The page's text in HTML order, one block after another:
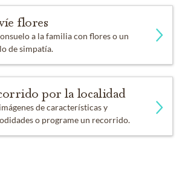
flores
a la familia con flores o un
de simpatía.
por la localidad
de características y
o programe un recorrido.